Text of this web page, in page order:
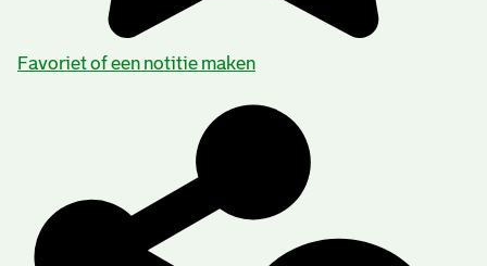
Favoriet of een notitie maken